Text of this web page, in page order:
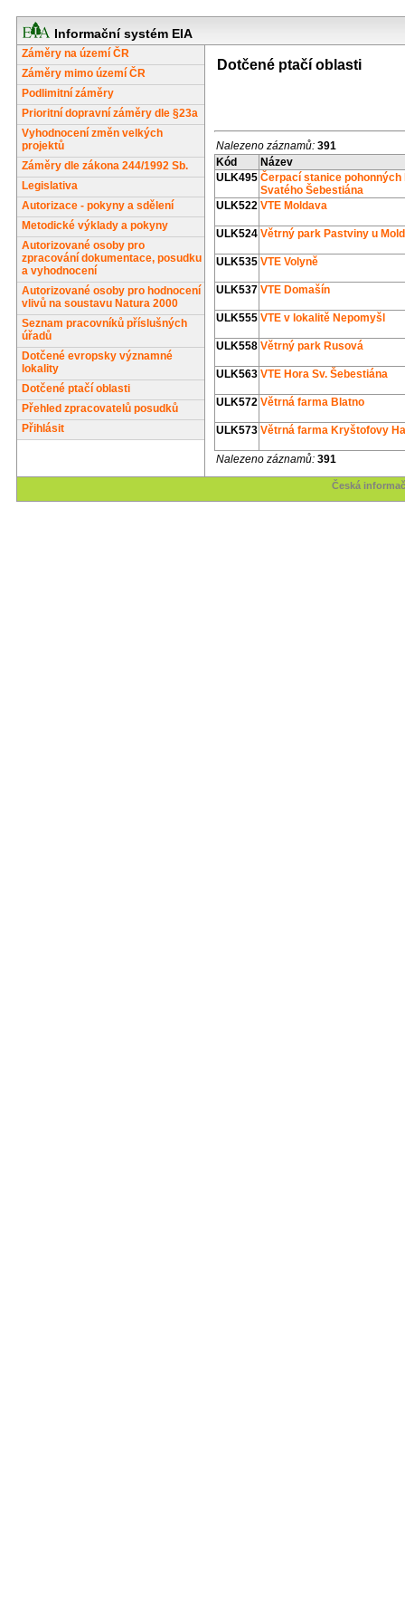
Informační systém EIA
Záměry na území ČR
Záměry mimo území ČR
Podlimitní záměry
Prioritní dopravní záměry dle §23a
Vyhodnocení změn velkých
projektů
Záměry dle zákona 244/1992 Sb.
Legislativa
Autorizace - pokyny a sdělení
Metodické výklady a pokyny
Autorizované osoby pro
zpracování dokumentace, posudku
a vyhodnocení
Autorizované osoby pro hodnocení
vlivů na soustavu Natura 2000
Seznam pracovníků příslušných
úřadů
Dotčené evropsky významné
lokality
Dotčené ptačí oblasti
Přehled zpracovatelů posudků
Přihlásit
Dotčené ptačí oblasti
Nalezeno záznamů: 391
Kód
Název
ULK495 Čerpací stanice pohonných
Svatého Šebestiána
ULK522 VTE Moldava
ULK524 Větrný park Pastviny u
ULK535 VTE Volyně
ULK537 VTE Domašín
ULK555 VTE v lokalitě Nepomyšl
ULK558 Větrný park Rusová
ULK563 VTE Hora Sv. Šebestiána
ULK572 Větrná farma Blatno
ULK573 Větrná farma Kryštofovy
Nalezeno záznamů: 391
Česká